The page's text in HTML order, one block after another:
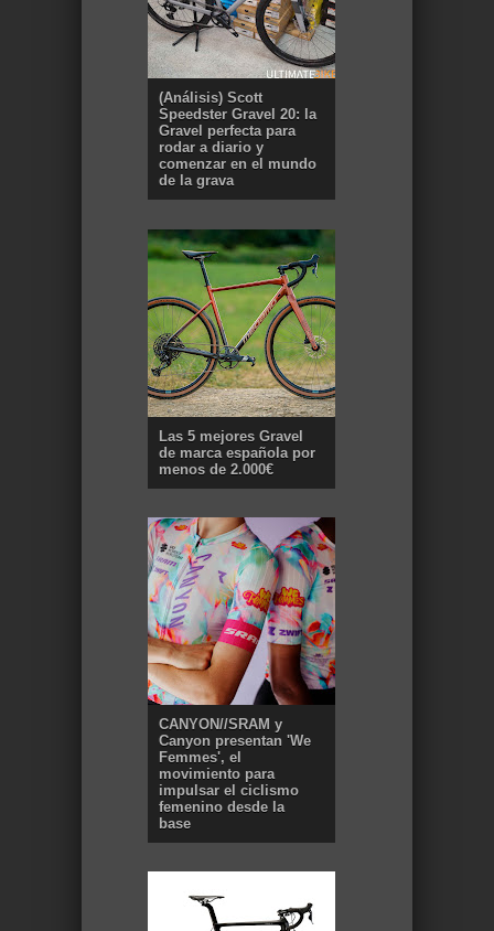
(Análisis) Scott
Speedster Gravel 20: la
Gravel perfecta para
rodar a diario y
comenzar en el mundo
de la grava
Las 5 mejores Gravel
de marca española por
menos de 2.000€
CANYON//SRAM y
Canyon presentan 'We
Femmes', el
movimiento para
impulsar el ciclismo
femenino desde la
base